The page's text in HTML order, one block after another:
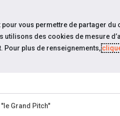
ESPACE
Grand Pitch"
vous permettre de partager du
des cookies de mesure
Pour plus de renseignements,